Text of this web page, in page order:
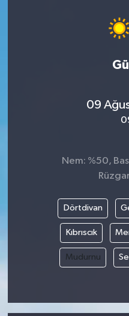
09
Nem: %50,
Dörtdivan
Kıbrıscık
Mudurnu